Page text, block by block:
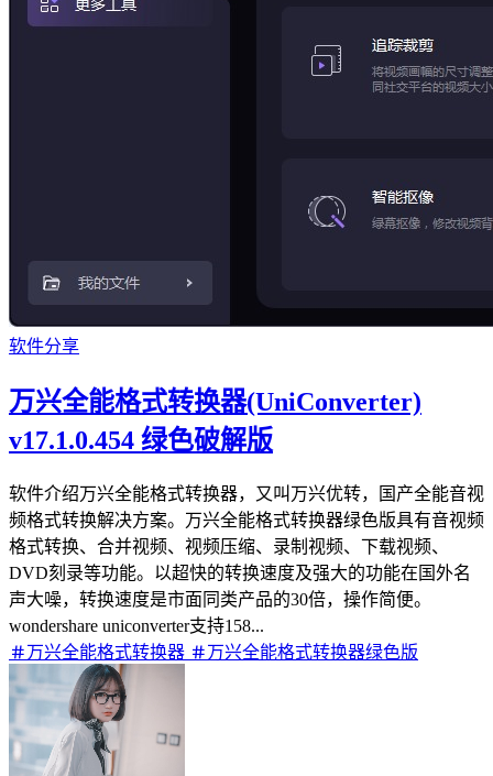
软件分享
万兴全能格式转换器(UniConverter)
v17.1.0.454 绿色破解版
软件介绍万兴全能格式转换器，又叫万兴优转，国产全能音视
频格式转换解决方案。万兴全能格式转换器绿色版具有音视频
格式转换、合并视频、视频压缩、录制视频、下载视频、
DVD刻录等功能。以超快的转换速度及强大的功能在国外名
声大噪，转换速度是市面同类产品的30倍，操作简便。
wondershare uniconverter支持158...
万兴全能格式转换器
万兴全能格式转换器绿色版